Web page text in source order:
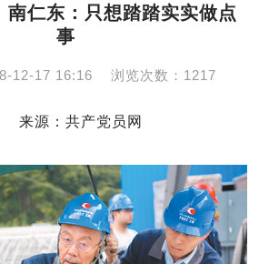
南仁东：只想踏踏实实做点
事
12-17 16:16 浏览次数： 1217
源：共产党员网